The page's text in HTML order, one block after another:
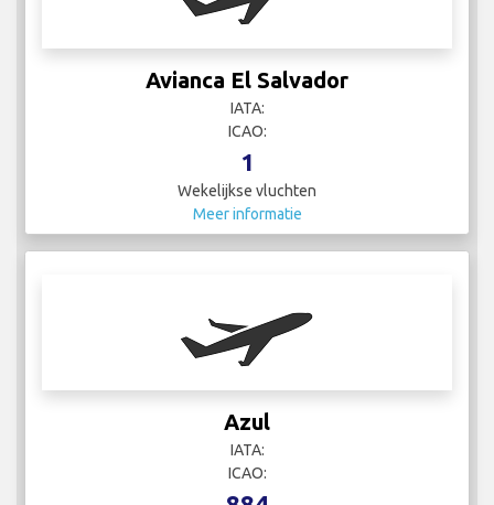
Avianca El Salvador
IATA:
ICAO:
1
Wekelijkse vluchten
Meer informatie
Azul
IATA:
ICAO: